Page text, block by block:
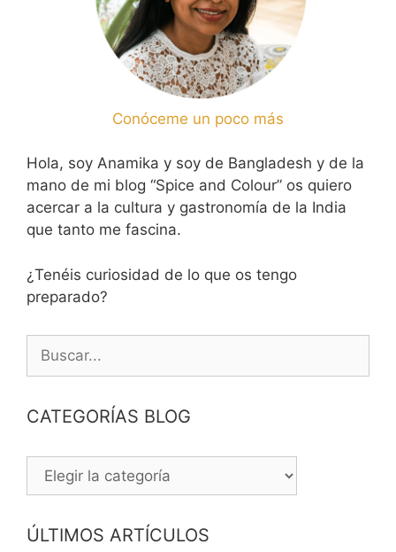
Conóceme un poco más
Hola, soy Anamika y soy de Bangladesh y de la
mano de mi blog “Spice and Colour” os quiero
acercar a la cultura y gastronomía de la India
que tanto me fascina.
¿Tenéis curiosidad de lo que os tengo
preparado?
CATEGORÍAS BLOG
CATEGORÍAS
BLOG
ÚLTIMOS ARTÍCULOS